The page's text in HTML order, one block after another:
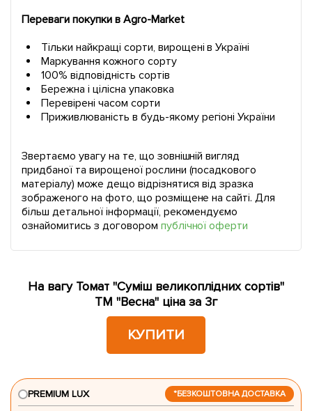
Переваги покупки в Agro-Market
Тільки найкращі сорти, вирощені в Україні
Маркування кожного сорту
100% відповідність сортів
Бережна і цілісна упаковка
Перевірені часом сорти
Приживлюваність в будь-якому регіоні України
Звертаємо увагу на те, що зовнішній вигляд
придбаної та вирощеної рослини (посадкового
матеріалу) може дещо відрізнятися від зразка
зображеного на фото, що розміщене на сайті. Для
більш детальної інформації, рекомендуємо
ознайомитись з договором публічної оферти
На вагу Томат "Суміш великоплідних сортів"
ТМ "Весна" ціна за 3г
КУПИТИ
*БЕЗКОШТОВНА ДОСТАВКА
PREMIUM LUX